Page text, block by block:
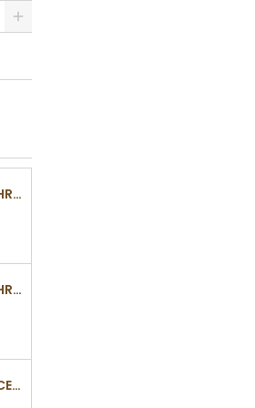
STYLO SLIMLINE CHROMÉ
STYLO SLIMLINE CHROMÉ NOIR
TUBES DE REMPLACEMENT POUR MÉCANISMES SLIMLINE